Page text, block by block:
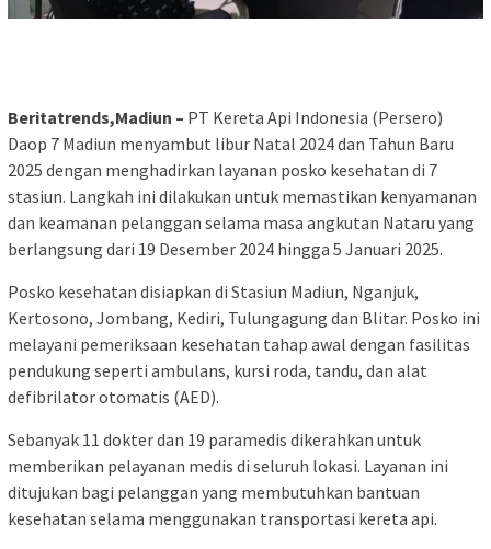
Beritatrends,Madiun – PT Kereta Api Indonesia (Persero)
Daop 7 Madiun menyambut libur Natal 2024 dan Tahun Baru
2025 dengan menghadirkan layanan posko kesehatan di 7
stasiun. Langkah ini dilakukan untuk memastikan kenyamanan
dan keamanan pelanggan selama masa angkutan Nataru yang
berlangsung dari 19 Desember 2024 hingga 5 Januari 2025.
Posko kesehatan disiapkan di Stasiun Madiun, Nganjuk,
Kertosono, Jombang, Kediri, Tulungagung dan Blitar. Posko ini
melayani pemeriksaan kesehatan tahap awal dengan fasilitas
pendukung seperti ambulans, kursi roda, tandu, dan alat
defibrilator otomatis (AED).
Sebanyak 11 dokter dan 19 paramedis dikerahkan untuk
memberikan pelayanan medis di seluruh lokasi. Layanan ini
ditujukan bagi pelanggan yang membutuhkan bantuan
kesehatan selama menggunakan transportasi kereta api.